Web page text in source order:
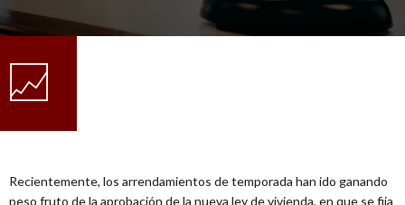
Recientemente, los arrendamientos de temporada han ido ganando
peso fruto de la aprobación de la nueva ley de vivienda, en que se fija